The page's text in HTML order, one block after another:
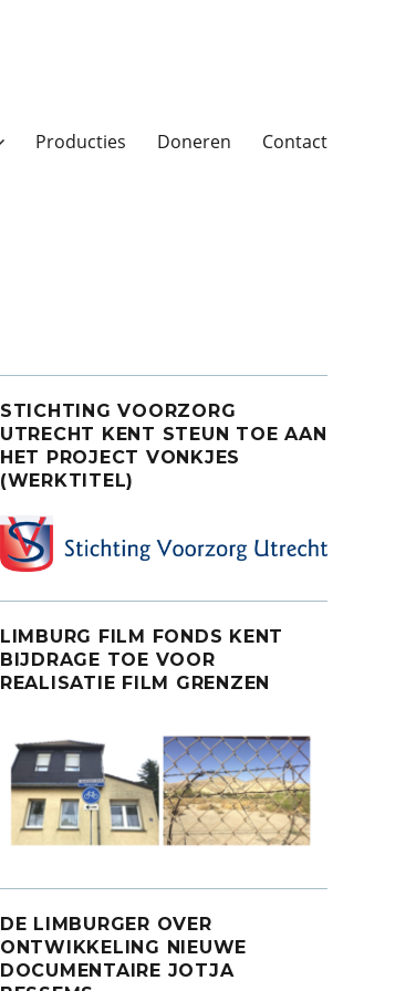
Producties Doneren Contact
STICHTING VOORZORG
UTRECHT KENT STEUN TOE AAN
HET PROJECT VONKJES
(WERKTITEL)
LIMBURG FILM FONDS KENT
BIJDRAGE TOE VOOR
REALISATIE FILM GRENZEN
DE LIMBURGER OVER
ONTWIKKELING NIEUWE
DOCUMENTAIRE JOTJA